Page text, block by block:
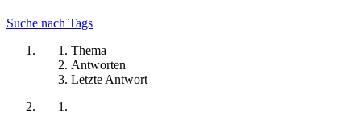
Suche nach Tags
Thema
Antworten
Letzte Antwort